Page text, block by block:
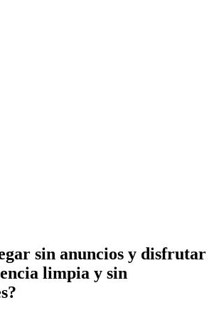
sin anuncios y disfrutar
limpia y sin